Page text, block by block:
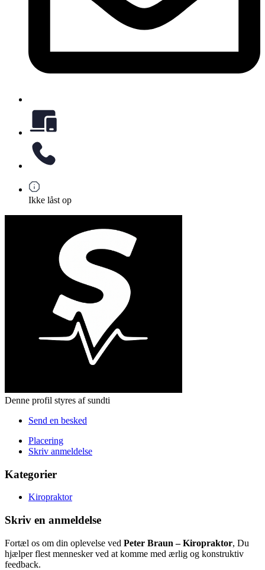
Ikke låst op
Denne profil styres af sundti
Send en besked
Placering
Skriv anmeldelse
Kategorier
Kiropraktor
Skriv en anmeldelse
Fortæl os om din oplevelse ved Peter Braun – Kiropraktor, Du
hjælper flest mennesker ved at komme med ærlig og konstruktiv
feedback.